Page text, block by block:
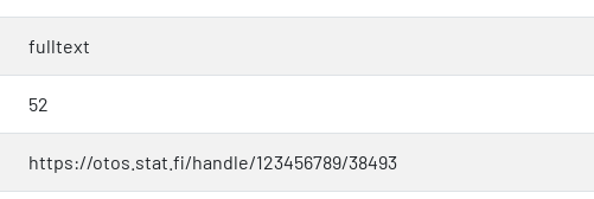
fulltext
52
https://otos.stat.fi/handle/123456789/38493